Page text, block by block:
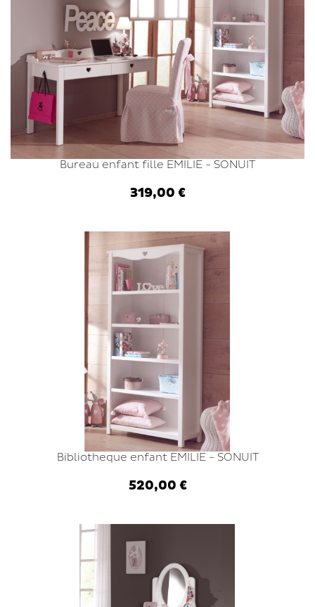
Bureau enfant fille EMILIE - SONUIT
319,00 €
Bibliotheque enfant EMILIE - SONUIT
520,00 €